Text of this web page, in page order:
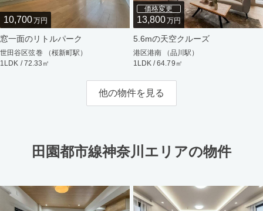
10,700万円
窓一面のリトルパーク
世田谷区弦巻 （桜新町駅）
1LDK / 72.33㎡
価格変更
13,800万円
5.6mの天空クルーズ
港区港南 （品川駅）
1LDK / 64.79㎡
他の物件を見る
田園都市線神奈川エリアの物件